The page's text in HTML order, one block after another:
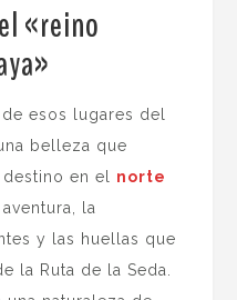
«reino
esos lugares del
belleza que
en el norte
la
y las huellas que
la Ruta de la Seda.